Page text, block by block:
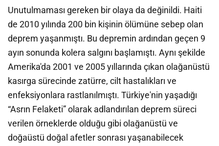
Unutulmaması gereken bir olaya da değinildi. Haiti
de 2010 yılında 200 bin kişinin ölümüne sebep olan
deprem yaşanmıştı. Bu depremin ardından geçen 9
ayın sonunda kolera salgını başlamıştı. Aynı şekilde
Amerika'da 2001 ve 2005 yıllarında çıkan olağanüstü
kasırga sürecinde zatürre, cilt hastalıkları ve
enfeksiyonlara rastlanılmıştı. Türkiye'nin yaşadığı
“Asrın Felaketi” olarak adlandırılan deprem süreci
verilen örneklerde olduğu gibi olağanüstü ve
doğaüstü doğal afetler sonrası yaşanabilecek